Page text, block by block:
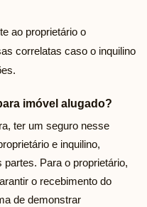
ao proprietário o
correlatas caso o inquilino
imóvel alugado?
ter um seguro nesse
e inquilino,
Para o proprietário,
o recebimento do
de demonstrar